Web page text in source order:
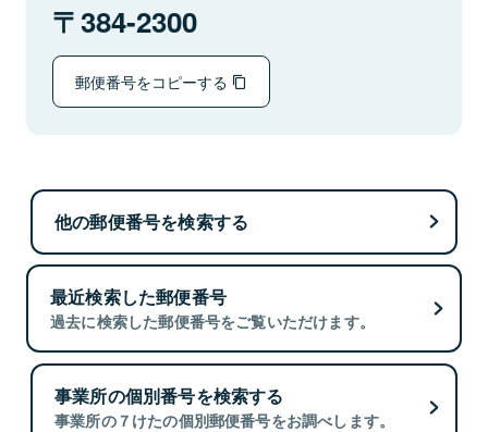
384-2300
郵便番号をコピーする
他の郵便番号を検索する
最近検索した郵便番号
過去に検索した郵便番号をご覧いただけます。
事業所の個別番号を検索する
事業所の７けたの個別郵便番号をお調べします。